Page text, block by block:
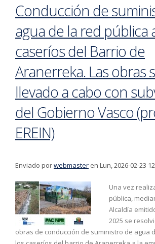
Conducción de
agua de la red pública
caseríos del Barrio de
Aranerreka. Las obras
llevado a cabo con
del Gobierno Vasco
EREIN)
Enviado porwebmaster en Lun, 2026-02-23
Una vez
pública,
Alcaldía
2025 se
obras de conducción de suministro de agua